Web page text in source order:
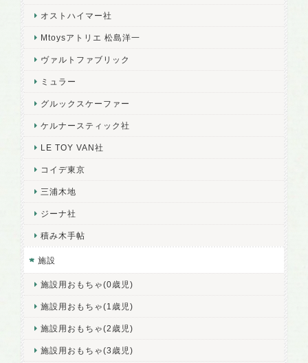
オストハイマー社
Mtoysアトリエ 松島洋一
ヴァルトファブリック
ミュラー
グルックスケーファー
ケルナースティック社
LE TOY VAN社
コイデ東京
三浦木地
ジーナ社
積み木手帖
施設
施設用おもちゃ(0歳児)
施設用おもちゃ(1歳児)
施設用おもちゃ(2歳児)
施設用おもちゃ(3歳児)